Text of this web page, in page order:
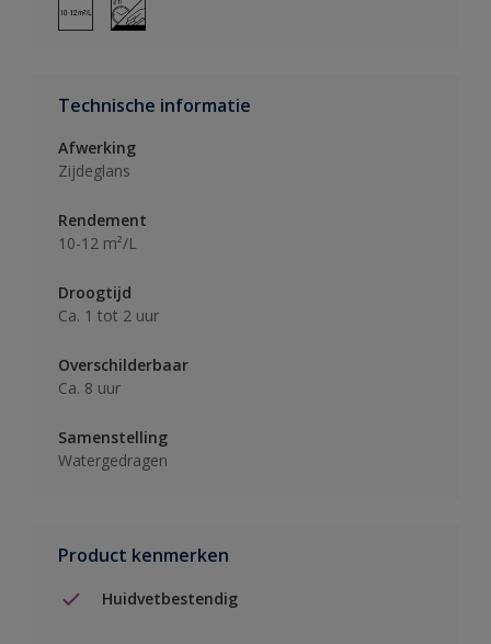
Technische informatie
Afwerking
Zijdeglans
Rendement
10-12 m²/L
Droogtijd
Ca. 1 tot 2 uur
Overschilderbaar
Ca. 8 uur
Samenstelling
Watergedragen
Product kenmerken
Huidvetbestendig